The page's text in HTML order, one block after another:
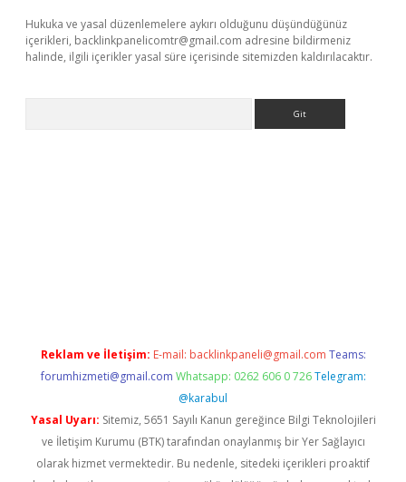
Hukuka ve yasal düzenlemelere aykırı olduğunu düşündüğünüz
içerikleri, backlinkpanelicomtr@gmail.com adresine bildirmeniz
halinde, ilgili içerikler yasal süre içerisinde sitemizden kaldırılacaktır.
Reklam ve İletişim: E-mail: backlinkpaneli@gmail.com Teams:
forumhizmeti@gmail.com Whatsapp: 0262 606 0 726 Telegram:
@karabul
Yasal Uyarı: Sitemiz, 5651 Sayılı Kanun gereğince Bilgi Teknolojileri
ve İletişim Kurumu (BTK) tarafından onaylanmış bir Yer Sağlayıcı
olarak hizmet vermektedir. Bu nedenle, sitedeki içerikleri proaktif